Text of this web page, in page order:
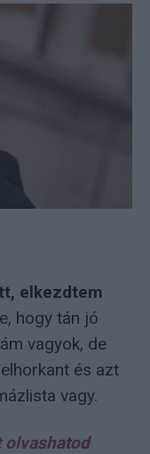
elkezdtem
hogy tán jó
vagyok, de
és azt
vagy.